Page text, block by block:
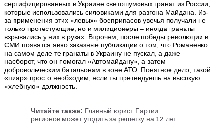
сертифицированных в Украине светошумовых гранат из России,
которые использовались силовиками для разгона Майдана. Из-
за применения этих «левых» боеприпасов увечья получали не
только протестующие, но и милиционеры – иногда гранаты
взрывались у них в руках. Впрочем, после победы революции в
СМИ появятся явно заказные публикации о том, что Романенко
на самом деле те гранаты в Украину не пускал, а даже
наоборот, что он помогал «Автомайдану», а затем
добровольческим батальонам в зоне АТО. Понятное дело, такой
«пиар» просто необходим, если ты претендуешь на высокую
«хлебную» должность.
Читайте также: Главный юрист Партии
регионов может угодить за решетку на 12 лет